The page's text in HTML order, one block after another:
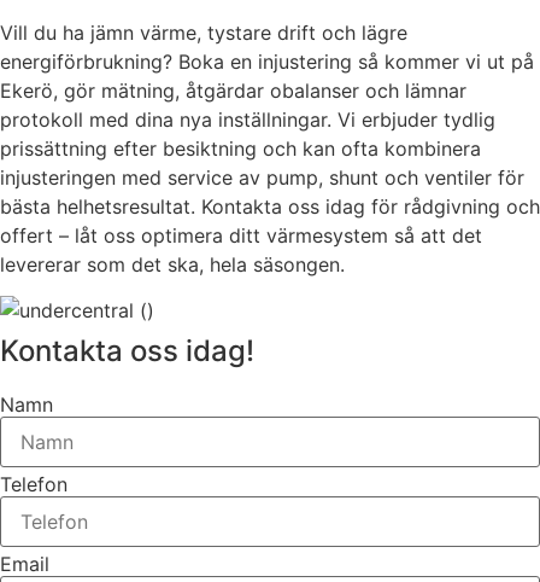
Vill du ha jämn värme, tystare drift och lägre
energiförbrukning? Boka en injustering så kommer vi ut på
Ekerö, gör mätning, åtgärdar obalanser och lämnar
protokoll med dina nya inställningar. Vi erbjuder tydlig
prissättning efter besiktning och kan ofta kombinera
injusteringen med service av pump, shunt och ventiler för
bästa helhetsresultat. Kontakta oss idag för rådgivning och
offert – låt oss optimera ditt värmesystem så att det
levererar som det ska, hela säsongen.
Kontakta oss idag!
Namn
Telefon
Email